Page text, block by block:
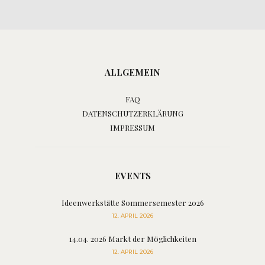
ALLGEMEIN
FAQ
DATENSCHUTZERKLÄRUNG
IMPRESSUM
EVENTS
Ideenwerkstätte Sommersemester 2026
12. APRIL 2026
14.04. 2026 Markt der Möglichkeiten
12. APRIL 2026